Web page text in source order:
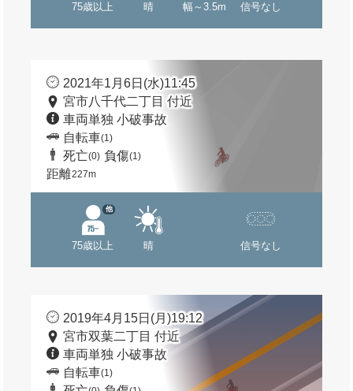
75歳以上 晴 幅～3.5m 信号なし
2021年1月6日(水)11:45
宮市八千代二丁目 付近
車両単独 小破事故
自転車(1)
死亡(0) 負傷(1)
距離227m
75歳以上
他
晴 信号なし
2019年4月15日(月)19:12
宮市双葉二丁目 付近
車両単独 小破事故
自転車(1)